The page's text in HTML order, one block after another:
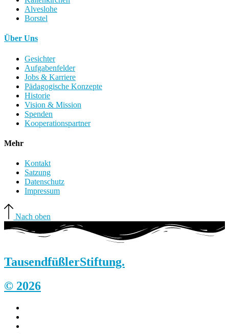
Alveslohe
Borstel
Über Uns
Gesichter
Aufgabenfelder
Jobs & Karriere
Pädagogische Konzepte
Historie
Vision & Mission
Spenden
Kooperationspartner
Mehr
Kontakt
Satzung
Datenschutz
Impressum
Nach oben
TausendfüßlerStiftung.
© 2026